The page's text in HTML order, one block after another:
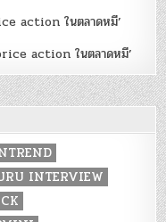
action ในตลาดหมี’
action ในตลาดหมี’
INTERVIEW